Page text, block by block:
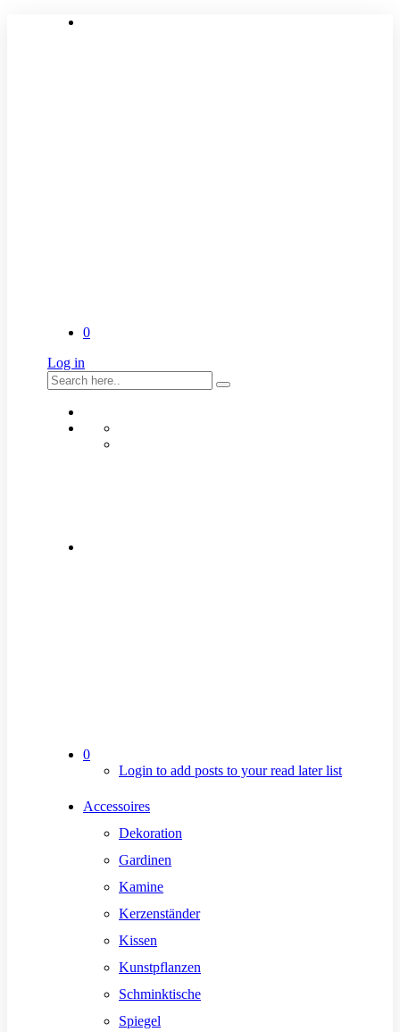
0
Log in
0
Login to add posts to your read later list
Accessoires
Dekoration
Gardinen
Kamine
Kerzenständer
Kissen
Kunstpflanzen
Schminktische
Spiegel